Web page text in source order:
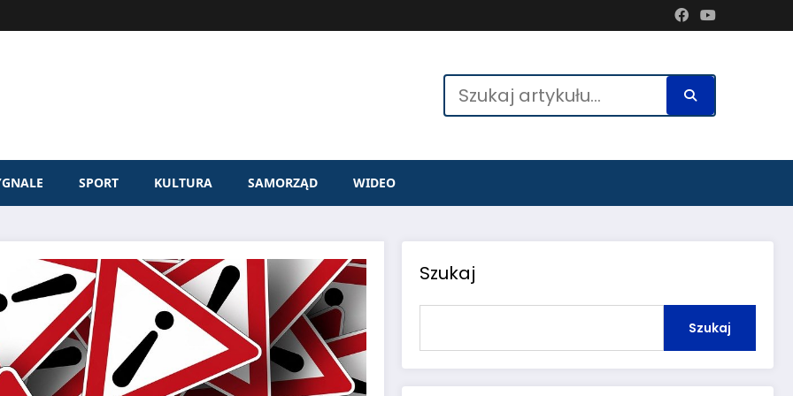
SPORT KULTURA SAMORZĄD WIDEO
Szukaj
Szukaj